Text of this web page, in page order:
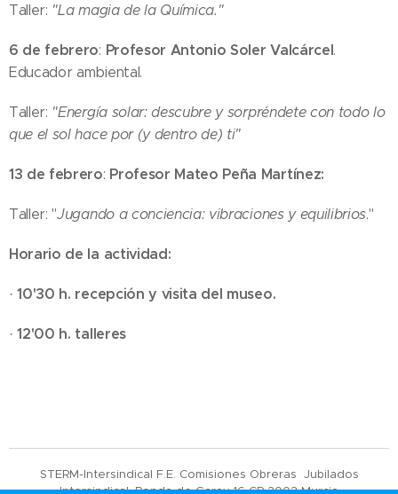
Taller: "La magia de la Química."
6 de febrero: Profesor Antonio Soler Valcárcel.
Educador ambiental.
Taller: "Energía solar: descubre y sorpréndete con todo lo
que el sol hace por (y dentro de) ti"
13 de febrero: Profesor Mateo Peña Martínez:
Taller: "Jugando a conciencia: vibraciones y equilibrios."
Horario de la actividad:
·10'30 h. recepción y visita del museo.
·12'00 h. talleres
STERM-Intersindical F.E. Comisiones Obreras Jubilados
Intersindical. Ronda de Garay 16 CP 3003 Murcia